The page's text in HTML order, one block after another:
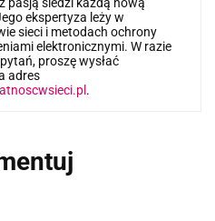
ekspertyza leży w
sieci i metodach ochrony
elektronicznymi. W razie
proszę wysłać
adres
.